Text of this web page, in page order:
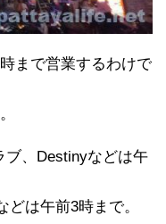
まで営業するわけで
ブ、Destinyなどは午
は午前3時まで。